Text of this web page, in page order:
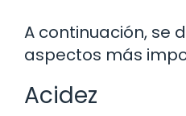
A continuación, se
aspectos más
Acidez